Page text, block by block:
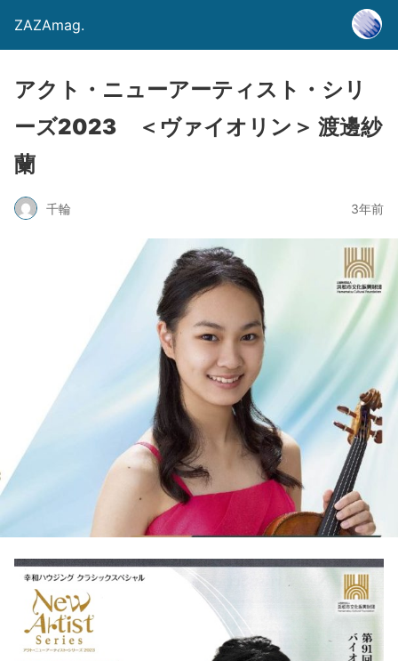
ZAZAmag.
アクト・ニューアーティスト・シリ
ーズ2023 ＜ヴァイオリン＞ 渡邊紗
蘭
千輪 3年前